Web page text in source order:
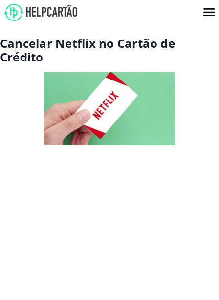
Cancelar Netflix no Cartão de
Crédito